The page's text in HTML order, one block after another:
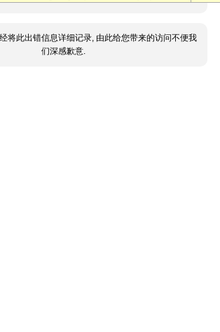
将此出错信息详细记录, 由此给您带来的访问不便我
们深感歉意.